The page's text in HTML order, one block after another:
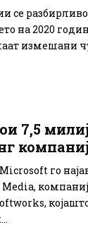
се
на 2020
измешани
7,5
го